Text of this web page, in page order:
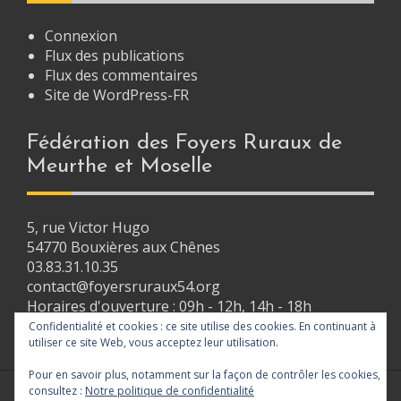
g
n
Connexion
Flux des publications
Flux des commentaires
Site de WordPress-FR
Fédération des Foyers Ruraux de
Meurthe et Moselle
5, rue Victor Hugo
54770 Bouxières aux Chênes
03.83.31.10.35
contact@foyersruraux54.org
Horaires d'ouverture : 09h - 12h, 14h - 18h
Confidentialité et cookies : ce site utilise des cookies. En continuant à
utiliser ce site Web, vous acceptez leur utilisation.
Pour en savoir plus, notamment sur la façon de contrôler les cookies,
consultez : Notre politique de confidentialité